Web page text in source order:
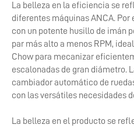
La belleza en la eficiencia se
diferentes máquinas ANCA. Por
con un potente husillo de imán
par más alto a menos RPM,
Chow para mecanizar
escalonadas de gran diámetro.
cambiador automático de
con las versátiles necesidades
La belleza en el producto se